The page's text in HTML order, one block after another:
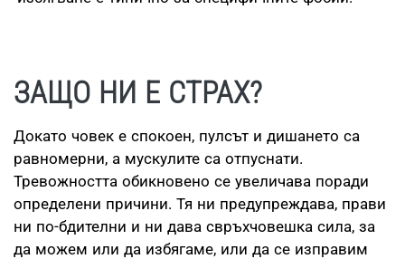
ЗАЩО НИ Е СТРАХ?
Докато човек е спокоен, пулсът и дишането са
равномерни, а мускулите са отпуснати.
Тревожността обикновено се увеличава поради
определени причини. Тя ни предупреждава, прави
ни по-бдителни и ни дава свръхчовешка сила, за
да можем или да избягаме, или да се изправим